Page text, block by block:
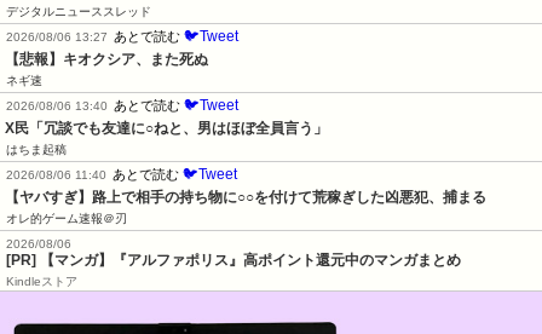
デジタルニューススレッド
2026/08/06 13:27
あとで読む 🐦Tweet
【悲報】キオクシア、また死ぬ
ネギ速
2026/08/06 13:40
あとで読む 🐦Tweet
X民「冗談でも友達に○ねと、男はほぼ全員言う」
はちま起稿
2026/08/06 11:40
あとで読む 🐦Tweet
【ヤバすぎ】路上で相手の持ち物に○○を付けて荒稼ぎした凶悪犯、捕まる
オレ的ゲーム速報＠刃
2026/08/06
[PR] 【マンガ】『アルファポリス』高ポイント還元中のマンガまとめ
Kindleストア